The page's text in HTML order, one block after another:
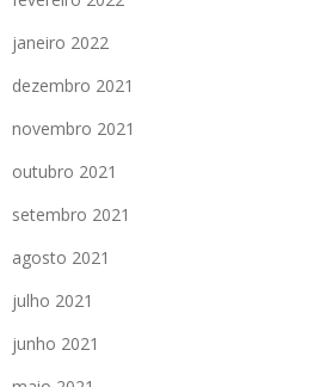
janeiro 2022
dezembro 2021
novembro 2021
outubro 2021
setembro 2021
agosto 2021
julho 2021
junho 2021